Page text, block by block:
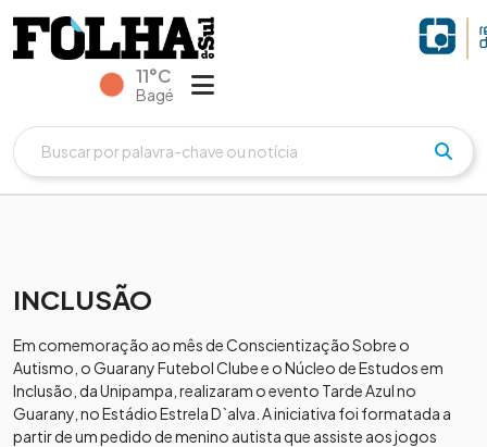
11°C
Bagé
INCLUSÃO
Em comemoração ao mês de Conscientização Sobre o
Autismo, o Guarany Futebol Clube e o Núcleo de Estudos em
Inclusão, da Unipampa, realizaram o evento Tarde Azul no
Guarany, no Estádio Estrela D`alva. A iniciativa foi formatada a
partir de um pedido de menino autista que assiste aos jogos